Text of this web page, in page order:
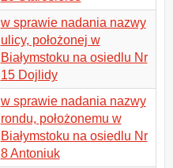
w sprawie nadania nazwy
ulicy, położonej w
Białymstoku na osiedlu Nr
15 Dojlidy
w sprawie nadania nazwy
rondu, położonemu w
Białymstoku na osiedlu Nr
8 Antoniuk